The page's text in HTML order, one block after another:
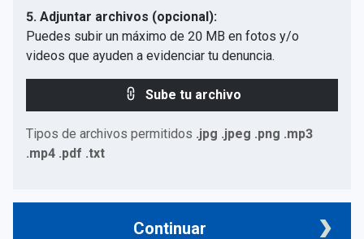
5. Adjuntar archivos (opcional):
Puedes subir un máximo de 20 MB en fotos y/o
videos que ayuden a evidenciar tu denuncia.
Sube tu archivo
Tipos de archivos permitidos .jpg .jpeg .png .mp3
.mp4 .pdf .txt
Continuar